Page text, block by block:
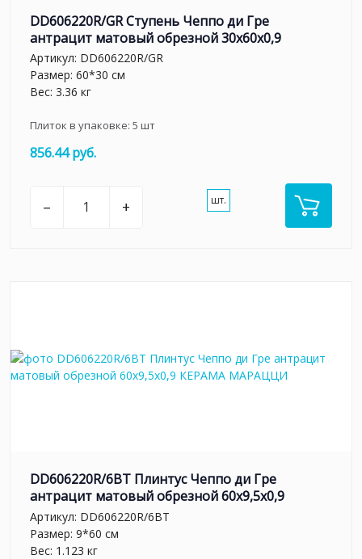
DD606220R/GR Ступень Чеппо ди Гре
антрацит матовый обрезной 30x60x0,9
Артикул: DD606220R/GR
Размер: 60*30 см
Вес: 3.36 кг
Плиток в упаковке: 5 шт
856.44 руб.
– + шт.
DD606220R/6BT Плинтус Чеппо ди Гре
антрацит матовый обрезной 60x9,5x0,9
Артикул: DD606220R/6BT
Размер: 9*60 см
Вес: 1.123 кг